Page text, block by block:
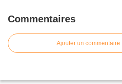
Commentaires
Ajouter un commentaire